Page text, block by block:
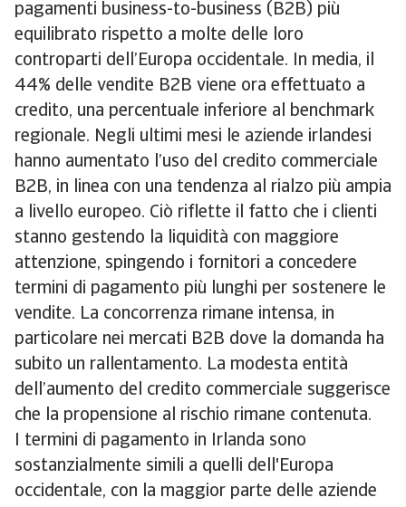
pagamenti business-to-business (B2B) più
equilibrato rispetto a molte delle loro
controparti dell’Europa occidentale. In media, il
44% delle vendite B2B viene ora effettuato a
credito, una percentuale inferiore al benchmark
regionale. Negli ultimi mesi le aziende irlandesi
hanno aumentato l’uso del credito commerciale
B2B, in linea con una tendenza al rialzo più ampia
a livello europeo. Ciò riflette il fatto che i clienti
stanno gestendo la liquidità con maggiore
attenzione, spingendo i fornitori a concedere
termini di pagamento più lunghi per sostenere le
vendite. La concorrenza rimane intensa, in
particolare nei mercati B2B dove la domanda ha
subito un rallentamento. La modesta entità
dell’aumento del credito commerciale suggerisce
che la propensione al rischio rimane contenuta.
I termini di pagamento in Irlanda sono
sostanzialmente simili a quelli dell'Europa
occidentale, con la maggior parte delle aziende